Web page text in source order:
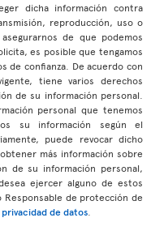
dicha información contra
reproducción, uso o
de que podemos
es posible que tengamos
de confianza. De acuerdo con
tiene varios derechos
de su información personal.
personal que tenemos
su información según el
puede revocar dicho
más información sobre
de su información personal,
desea ejercer alguno de estos
de protección de
de datos